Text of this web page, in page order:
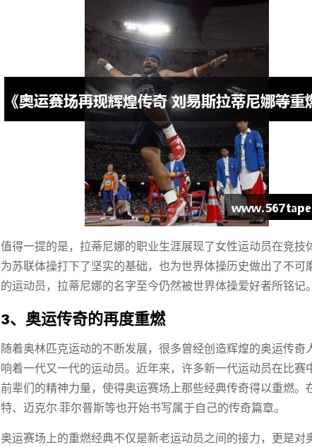
值得一提的是，拉蒂尼娜的职业生涯展现了女性运动员在竞
为苏联体操打下了坚实的基础，也为世界体操历史做出了不
的运动员，拉蒂尼娜的名字至今仍然被世界体操爱好者所铭记。
3、奥运传奇的再度重燃
随着奥林匹克运动的不断发展，很多曾经创造辉煌的奥运传
响着一代又一代的运动员。近年来，许多新一代运动员在比
前辈们的精神力量，使得奥运赛场上那些经典传奇得以重燃。
特、迈克尔·菲尔普斯等也开始书写属于自己的传奇篇章。
奥运赛场上的重燃经典不仅是新老运动员之间的接力，更是